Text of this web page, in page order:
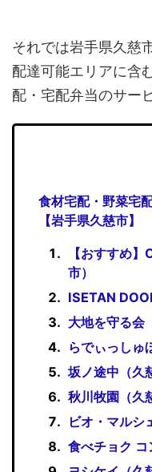
それでは岩手県久慈
配達可能エリアに含
配・宅配弁当のサー
食材宅配・野菜宅
【岩手県久慈市】
【おすすめ
市）
ISETAN
大地を守る会
らでぃっしゅ
坂ノ途中（久
秋川牧園（久
ビオ・マルシ
食べチョク コ